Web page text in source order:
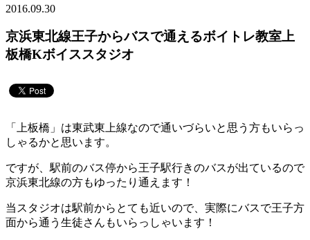
2016.09.30
京浜東北線王子からバスで通えるボイトレ教室上
板橋Kボイススタジオ
「上板橋」は東武東上線なので通いづらいと思う方もいらっ
しゃるかと思います。
ですが、駅前のバス停から王子駅行きのバスが出ているので
京浜東北線の方もゆったり通えます！
当スタジオは駅前からとても近いので、実際にバスで王子方
面から通う生徒さんもいらっしゃいます！